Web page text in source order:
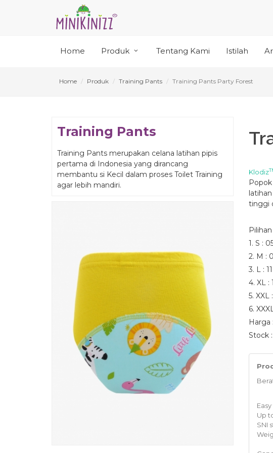
Home Produk Tentang Kami Istilah
Home Produk Training Pants Training Pants Party Forest
Training Pants
Training Pants merupakan celana latihan pipis
pertama di Indonesia yang dirancang
membantu si Kecil dalam proses Toilet Training
agar lebih mandiri.
Klodiz
tinggi
1. S :
2. M :
3. L :
4. XL :
5.
6.
Harga :
Stock :
Up
SNI